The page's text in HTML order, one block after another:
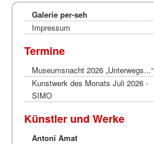
Galerie per-seh
Impressum
Termine
Museumsnacht 2026 „Unterwegs...“
Kunstwerk des Monats Juli 2026 -
SIMO
Künstler und Werke
Antoni Amat